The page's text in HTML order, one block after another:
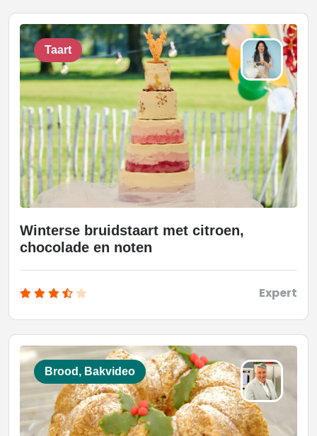
Taart
Winterse bruidstaart met citroen,
chocolade en noten
Expert
Brood, Bakvideo